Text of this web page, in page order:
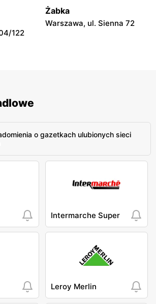
49
Bodzio
122
Żabka
Warszawa, ul. Sienna 72
o gazetkach ulubionych sieci
Intermarche Super
Leroy Merlin